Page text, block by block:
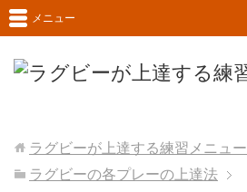
メニュー
ラグビーが上達する練習メニュー
ラグビーの各プレーの上達法